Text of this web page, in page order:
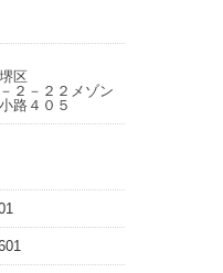
区
２－２２メゾン
路４０５